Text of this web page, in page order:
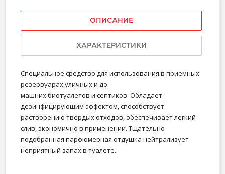
ОПИСАНИЕ
ХАРАКТЕРИСТИКИ
Специальное средство для использования в приемных
резервуарах уличных и до-
машних биотуалетов и септиков. Обладает
дезинфицирующим эффектом, способствует
растворению твердых отходов, обеспечивает легкий
слив, экономично в применении. Тщательно
подобранная парфюмерная отдушка нейтрализует
неприятный запах в туалете.